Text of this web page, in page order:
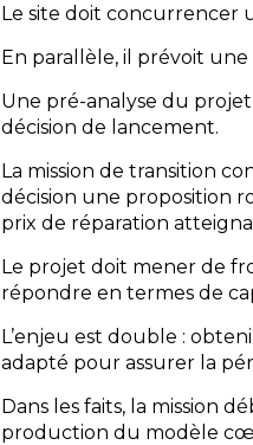
Le site doit concurrencer
En parallèle, il prévoit
Une pré-analyse du
décision de lancement.
La mission de transition
décision une proposition
prix de réparation
Le projet doit mener de
répondre en termes de
L’enjeu est double :
adapté pour assurer la
Dans les faits, la mission
production du modèle